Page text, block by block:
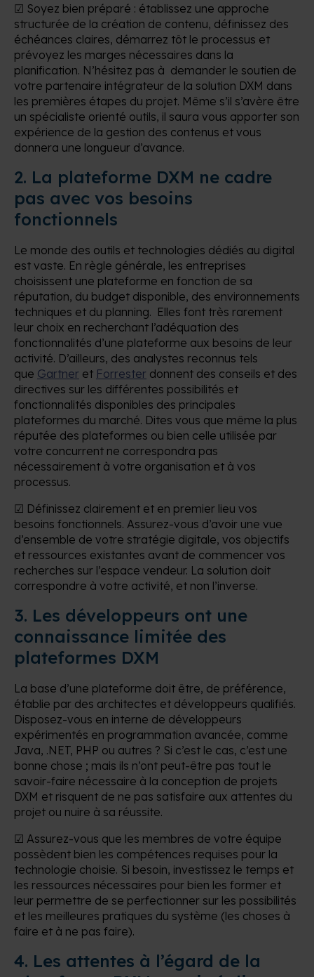
☑ Soyez bien préparé : établissez une approche
structurée de la création de contenu, définissez des
échéances claires, démarrez tôt le processus et
prévoyez les marges nécessaires dans la
planification. N’hésitez pas à demander le soutien de
votre partenaire intégrateur de la solution DXM dans
les premières étapes du projet. Même s’il s’avère être
un spécialiste orienté outils, il saura vous apporter son
expérience de la gestion des contenus et vous
donnera une longueur d’avance.
2. La plateforme DXM ne cadre
pas avec vos besoins
fonctionnels
Le monde des outils et technologies dédiés au digital
est vaste. En règle générale, les entreprises
choisissent une plateforme en fonction de sa
réputation, du budget disponible, des environnements
techniques et du planning. Elles font très rarement
leur choix en recherchant l’adéquation des
fonctionnalités d’une plateforme aux besoins de leur
activité. D’ailleurs, des analystes reconnus tels
que Gartner et Forrester donnent des conseils et des
directives sur les différentes possibilités et
fonctionnalités disponibles des principales
plateformes du marché. Dites vous que même la plus
réputée des plateformes ou bien celle utilisée par
votre concurrent ne correspondra pas
nécessairement à votre organisation et à vos
processus.
☑ Définissez clairement et en premier lieu vos
besoins fonctionnels. Assurez-vous d’avoir une vue
d’ensemble de votre stratégie digitale, vos objectifs
et ressources existantes avant de commencer vos
recherches sur l’espace vendeur. La solution doit
correspondre à votre activité, et non l’inverse.
3. Les développeurs ont une
connaissance limitée des
plateformes DXM
La base d’une plateforme doit être, de préférence,
établie par des architectes et développeurs qualifiés.
Disposez-vous en interne de développeurs
expérimentés en programmation avancée, comme
Java, .NET, PHP ou autres ? Si c’est le cas, c’est une
bonne chose ; mais ils n’ont peut-être pas tout le
savoir-faire nécessaire à la conception de projets
DXM et risquent de ne pas satisfaire aux attentes du
projet ou nuire à sa réussite.
☑ Assurez-vous que les membres de votre équipe
possèdent bien les compétences requises pour la
technologie choisie. Si besoin, investissez le temps et
les ressources nécessaires pour bien les former et
leur permettre de se perfectionner sur les possibilités
et les meilleures pratiques du système (les choses à
faire et à ne pas faire).
4. Les attentes à l’égard de la